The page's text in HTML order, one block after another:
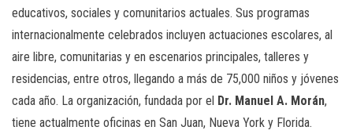
educativos, sociales y comunitarios actuales. Sus programas
internacionalmente celebrados incluyen actuaciones escolares, al
aire libre, comunitarias y en escenarios principales, talleres y
residencias, entre otros, llegando a más de 75,000 niños y jóvenes
cada año. La organización, fundada por el Dr. Manuel A. Morán,
tiene actualmente oficinas en San Juan, Nueva York y Florida.